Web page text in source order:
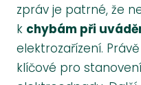
zpráv je patrné, že
k chybám při
elektrozařízení.
klíčové pro